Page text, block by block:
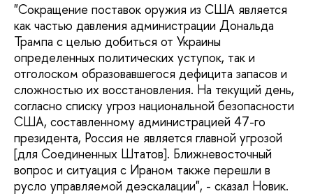
"Сокращение поставок оружия из США является
как частью давления администрации Дональда
Трампа с целью добиться от Украины
определенных политических уступок, так и
отголоском образовавшегося дефицита запасов и
сложностью их восстановления. На текущий день,
согласно списку угроз национальной безопасности
США, составленному администрацией 47-го
президента, Россия не является главной угрозой
[для Соединенных Штатов]. Ближневосточный
вопрос и ситуация с Ираном также перешли в
русло управляемой деэскалации", - сказал Новик.